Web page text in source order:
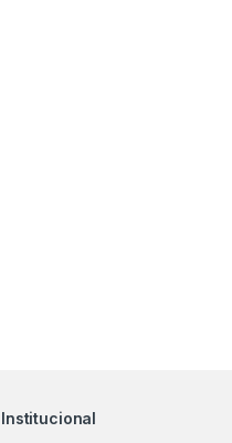
Institucional